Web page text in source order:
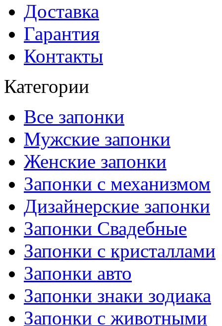
Доставка
Гарантия
Контакты
Категории
Все запонки
Мужские запонки
Женские запонки
Запонки с механизмом
Дизайнерские запонки
Запонки Свадебные
Запонки с кристаллами
Запонки авто
Запонки знаки зодиака
Запонки с животными